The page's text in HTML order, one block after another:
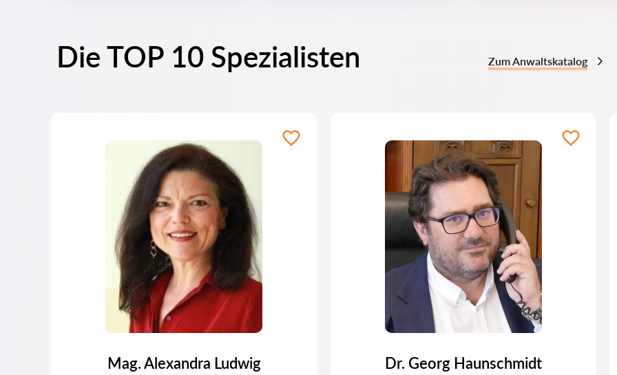
Die TOP 10 Spezialisten Zum Anwaltskatalog
Mag. Alexandra Ludwig Dr. Georg Haunschmidt